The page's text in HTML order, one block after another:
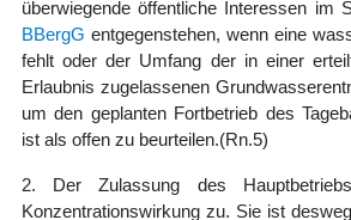
überwiegende öffentliche Interessen im
BBergG entgegenstehen, wenn eine
fehlt oder der Umfang der in einer
Erlaubnis zugelassenen
um den geplanten Fortbetrieb des
ist als offen zu beurteilen.(Rn.5)
2. Der Zulassung des
Konzentrationswirkung zu. Sie ist